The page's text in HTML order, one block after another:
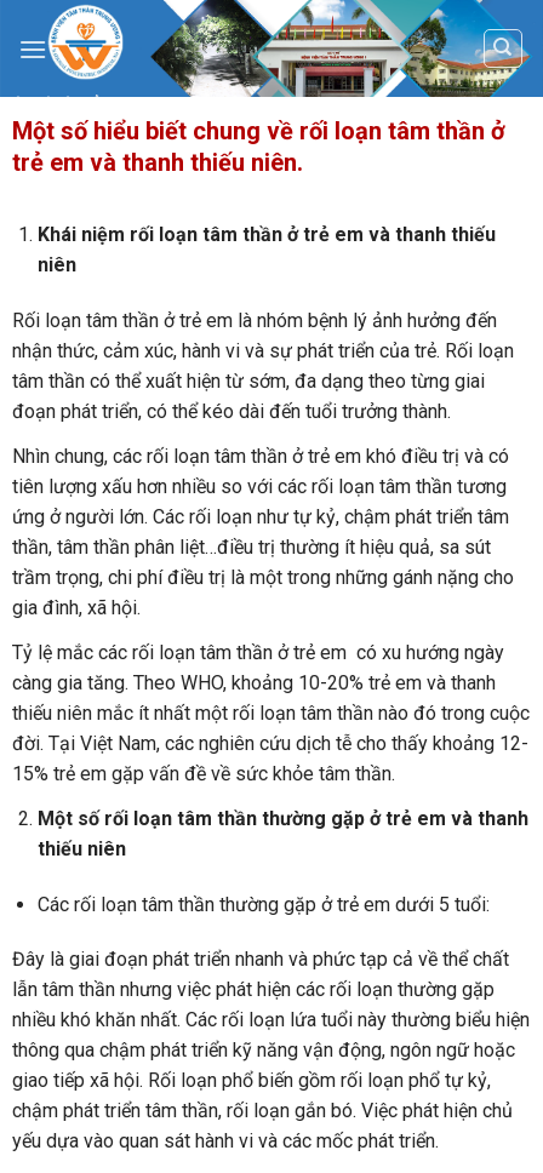
content
Một số hiểu biết chung về rối loạn tâm thần ở
trẻ em và thanh thiếu niên.
Khái niệm rối loạn tâm thầnở trẻem và thanh thiếu
niên
Rối loạn tâm thần ở trẻ em là nhóm bệnh lý ảnh hưởng đến
nhận thức, cảm xúc, hành vi và sự phát triển của trẻ. Rối loạn
tâm thần có thể xuất hiện từ sớm, đa dạng theo từng giai
đoạn phát triển, có thể kéo dài đến tuổi trưởng thành.
Nhìn chung, các rối loạn tâm thần ở trẻ em khó điều trị và có
tiên lượng xấu hơn nhiều so với các rối loạn tâm thần tương
ứng ở người lớn. Các rối loạn như tự kỷ, chậm phát triển tâm
thần, tâm thần phân liệt…điều trị thường ít hiệu quả, sa sút
trầm trọng, chi phí điều trị là một trong những gánh nặng cho
gia đình, xã hội.
Tỷ lệ mắc các rối loạn tâm thần ở trẻ em có xu hướng ngày
càng gia tăng. Theo WHO, khoảng 10-20% trẻ em và thanh
thiếu niên mắc ít nhất một rối loạn tâm thần nào đó trong cuộc
đời. Tại Việt Nam, các nghiên cứu dịch tễ cho thấy khoảng 12-
15% trẻ em gặp vấn đề về sức khỏe tâm thần.
Một số rối loạn tâm thần thường gặp ở trẻ em và thanh
thiếu niên
Các rối loạn tâm thần thường gặp ở trẻ em dưới 5 tuổi:
Đây là giai đoạn phát triển nhanh và phức tạp cả về thể chất
lẫn tâm thần nhưng việc phát hiện các rối loạn thường gặp
nhiều khó khăn nhất. Các rối loạn lứa tuổi này thường biểu hiện
thông qua chậm phát triển kỹ năng vận động, ngôn ngữ hoặc
giao tiếp xã hội. Rối loạn phổ biến gồm rối loạn phổ tự kỷ,
chậm phát triển tâm thần, rối loạn gắn bó. Việc phát hiện chủ
yếu dựa vào quan sát hành vi và các mốc phát triển.